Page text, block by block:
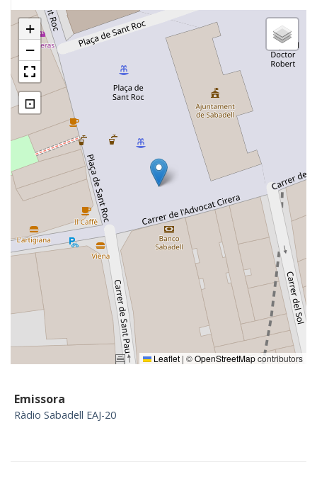
+
−
⊡
Leaflet | ©OpenStreetMapcontributors
Emissora
Ràdio Sabadell EAJ-20